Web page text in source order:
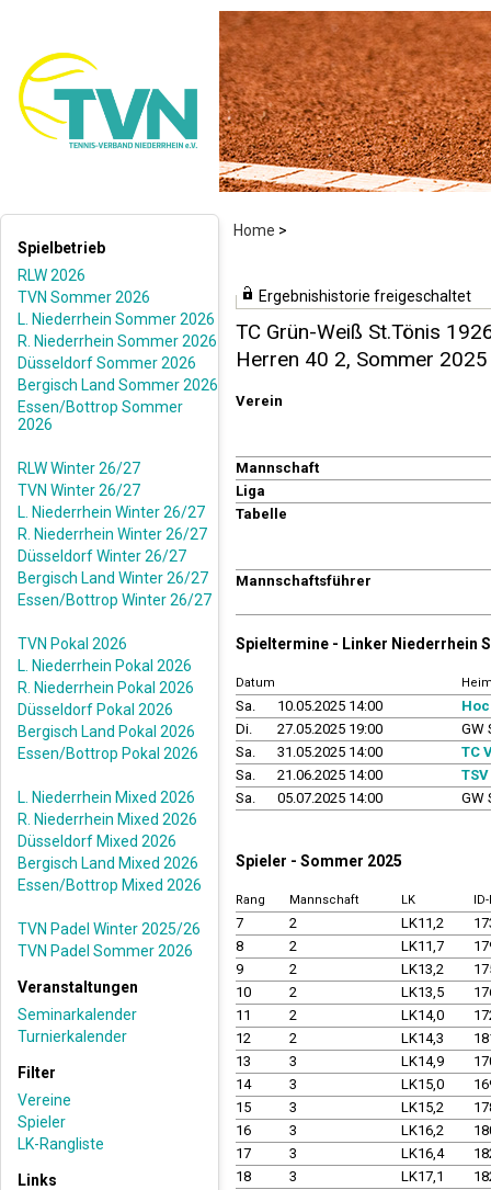
Home >
Spielbetrieb
RLW 2026
TVN Sommer 2026
L. Niederrhein Sommer 2026
R. Niederrhein Sommer 2026
Düsseldorf Sommer 2026
Bergisch Land Sommer 2026
Essen/Bottrop Sommer
2026
RLW Winter 26/27
TVN Winter 26/27
L. Niederrhein Winter 26/27
R. Niederrhein Winter 26/27
Düsseldorf Winter 26/27
Bergisch Land Winter 26/27
Essen/Bottrop Winter 26/27
TVN Pokal 2026
L. Niederrhein Pokal 2026
R. Niederrhein Pokal 2026
Düsseldorf Pokal 2026
Bergisch Land Pokal 2026
Essen/Bottrop Pokal 2026
L. Niederrhein Mixed 2026
R. Niederrhein Mixed 2026
Düsseldorf Mixed 2026
Bergisch Land Mixed 2026
Essen/Bottrop Mixed 2026
TVN Padel Winter 2025/26
TVN Padel Sommer 2026
Veranstaltungen
Seminarkalender
Turnierkalender
Filter
Vereine
Spieler
LK-Rangliste
Links
Ergebnishistorie freigeschaltet
TC Grün-Weiß St.Tönis
Herren 40 2, Sommer 2025
Verein
Mannschaft
Liga
Tabelle
Mannschaftsführer
Spieltermine - Linker Niederrhein
Datum
Sa. 10.05.2025 14:00
Di.
27.05.2025 19:00
GW
Sa.
31.05.2025 14:00
TC
Sa.
21.06.2025 14:00
Sa.
05.07.2025 14:00 GW
Spieler - Sommer 2025
Rang Mannschaft LK
7 2 LK11,2
8
2 LK11,7
9
2 LK13,2
10
2 LK13,5
11
2 LK14,0
12
2 LK14,3
13
3 LK14,9
14
3 LK15,0
15
3 LK15,2
16
3 LK16,2
17
3 LK16,4
18
3 LK17,1